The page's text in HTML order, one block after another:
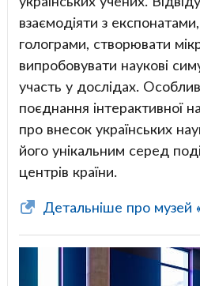
взаємодіяти з
голограми, створювати
випробовувати наукові
участь у дослідах.
поєднання інтерактивної
про внесок українських
його унікальним серед
центрів країни.
Детальніше про